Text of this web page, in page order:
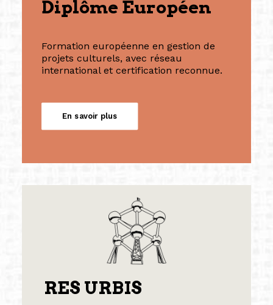
Diplôme Européen
Formation européenne en gestion de
projets culturels, avec réseau
international et certification reconnue.
En savoir plus
RES URBIS